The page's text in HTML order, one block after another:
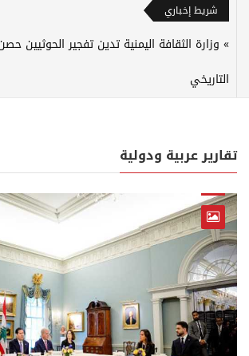
شريط إخباري
وزارة الثقافة اليمنية تدين تفجير الحوثيين
التاريخي
تقارير عربية ودولية